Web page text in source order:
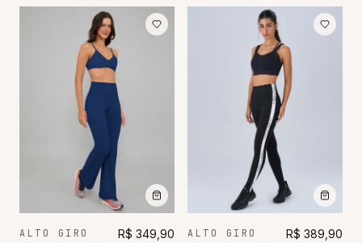
ALTO GIRO R$ 349,90 ALTO GIRO R$ 389,90